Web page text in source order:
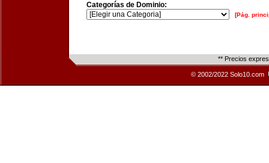
Categorías de Dominio:
[Pág.
** Precios
© 2002/2022 Solo10.com